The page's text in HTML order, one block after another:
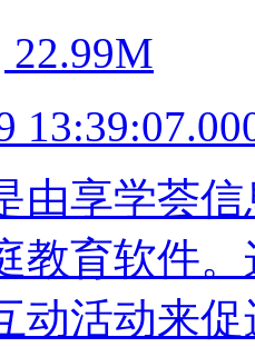
22.99M
由享学荟
教育软件
动活动来